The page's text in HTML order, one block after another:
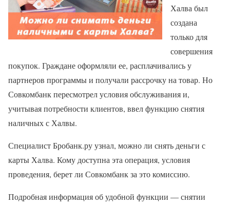
Халва был
создана
только для
совершения
покупок. Граждане оформляли ее, расплачивались у
партнеров программы и получали рассрочку на товар. Но
Совкомбанк пересмотрел условия обслуживания и,
учитывая потребности клиентов, ввел функцию снятия
наличных с Халвы.
Специалист Бробанк.ру узнал, можно ли снять деньги с
карты Халва. Кому доступна эта операция, условия
проведения, берет ли Совкомбанк за это комиссию.
Подробная информация об удобной функции — снятии